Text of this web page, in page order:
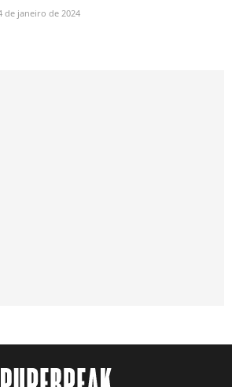
de janeiro de 2024